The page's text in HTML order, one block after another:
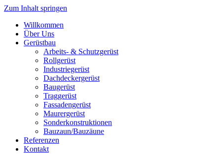
Zum Inhalt springen
Willkommen
Über Uns
Gerüstbau
Arbeits- & Schutzgerüst
Rollgerüst
Industriegerüst
Dachdeckergerüst
Baugerüst
Traggerüst
Fassadengerüst
Maurergerüst
Sonderkonstruktionen
Bauzaun/Bauzäune
Referenzen
Kontakt